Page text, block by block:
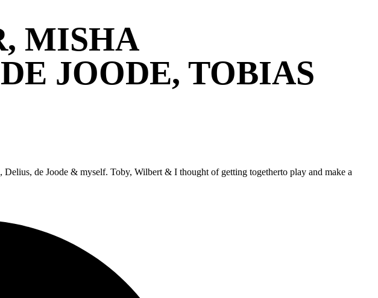
MISHA
JOODE, TOBIAS
de Joode & myself. Toby, Wilbert & I thought of getting togetherto play and make a